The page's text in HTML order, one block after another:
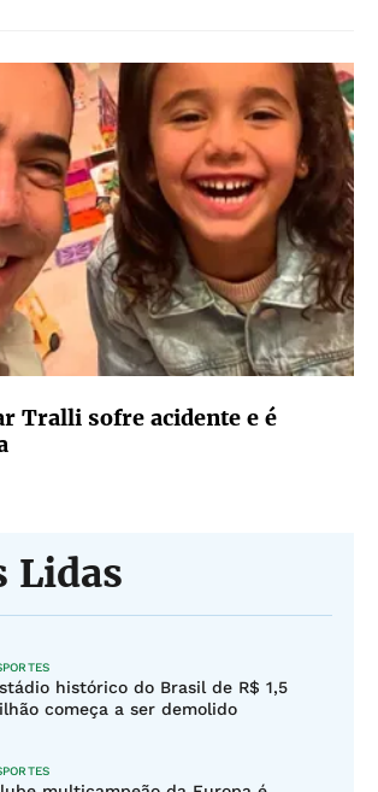
Tralli sofre acidente e é
Lidas
histórico do Brasil de R$ 1,5
começa a ser demolido